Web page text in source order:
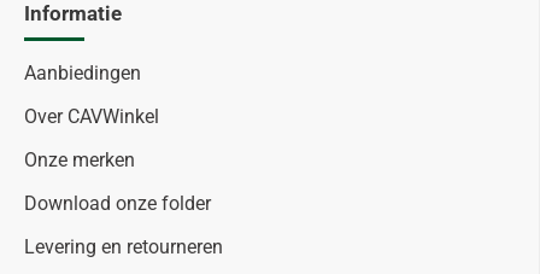
Informatie
Aanbiedingen
Over CAVWinkel
Onze merken
Download onze folder
Levering en retourneren